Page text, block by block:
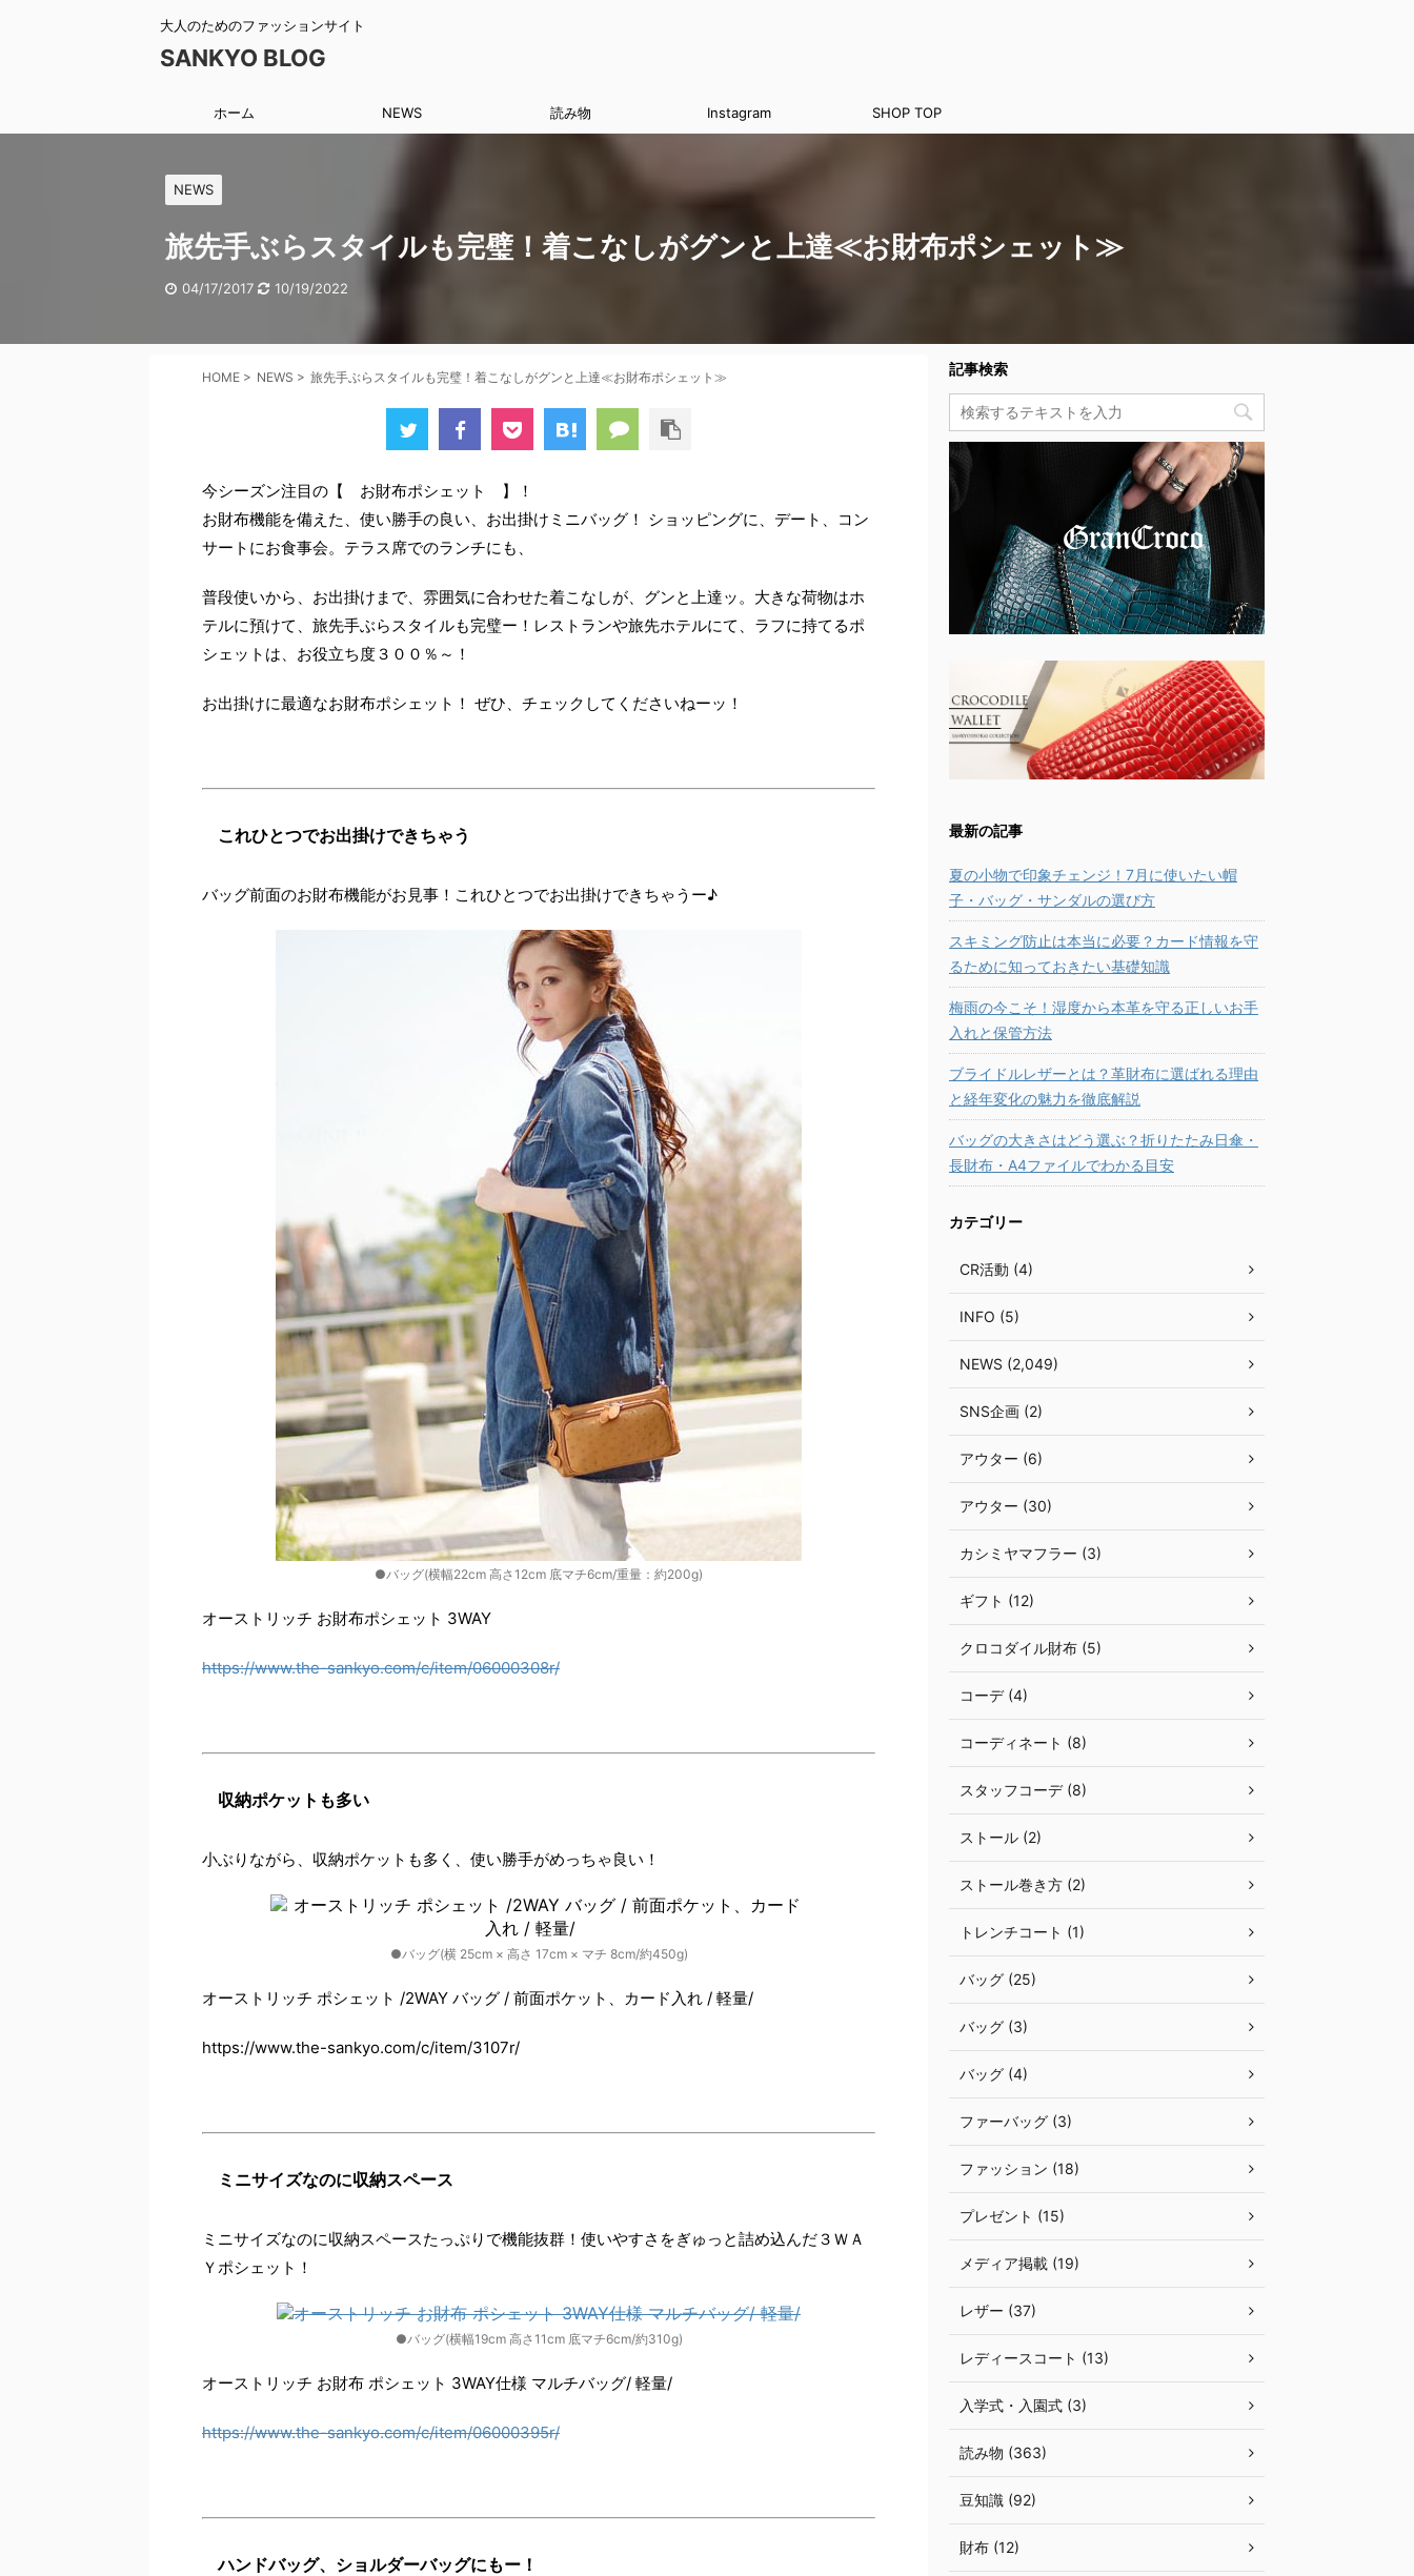
大人のためのファッションサイト
SANKYO BLOG
ホーム NEWS 読み物 Instagram SHOP TOP
NEWS
旅先手ぶらスタイルも完璧！着こなしがグンと上達≪お財布ポシェット≫
04/17/2017 10/19/2022
HOME > NEWS > 旅先手ぶらスタイルも完璧！着こなしがグンと上達≪お財布ポシェット≫
今シーズン注目の【 お財布ポシェット 】！
お財布機能を備えた、使い勝手の良い、お出掛けミニバッグ！ ショッピングに、デート、コン
サートにお食事会。テラス席でのランチにも、
普段使いから、お出掛けまで、雰囲気に合わせた着こなしが、グンと上達ッ。大きな荷物はホ
テルに預けて、旅先手ぶらスタイルも完璧ー！レストランや旅先ホテルにて、ラフに持てるポ
シェットは、お役立ち度３００％～！
お出掛けに最適なお財布ポシェット！ ぜひ、チェックしてくださいねーッ！
これひとつでお出掛けできちゃう
バッグ前面のお財布機能がお見事！これひとつでお出掛けできちゃうー♪
●バッグ(横幅22cm 高さ12cm 底マチ6cm/重量：約200g)
オーストリッチ お財布ポシェット 3WAY
https://www.the-sankyo.com/c/item/06000308r/
収納ポケットも多い
小ぶりながら、収納ポケットも多く、使い勝手がめっちゃ良い！
●バッグ(横 25cm × 高さ 17cm × マチ 8cm/約450g)
オーストリッチ ポシェット /2WAY バッグ / 前面ポケット、カード入れ / 軽量/
https://www.the-sankyo.com/c/item/3107r/
ミニサイズなのに収納スペース
ミニサイズなのに収納スペースたっぷりで機能抜群！使いやすさをぎゅっと詰め込んだ３ＷＡ
Ｙポシェット！
●バッグ(横幅19cm 高さ11cm 底マチ6cm/約310g)
オーストリッチ お財布 ポシェット 3WAY仕様 マルチバッグ/ 軽量/
https://www.the-sankyo.com/c/item/06000395r/
ハンドバッグ、ショルダーバッグにもー！
記事検索
最新の記事
夏の小物で印象チェンジ！7月に使いたい帽
子・バッグ・サンダルの選び方
スキミング防止は本当に必要？カード情報を守
るために知っておきたい基礎知識
梅雨の今こそ！湿度から本革を守る正しいお手
入れと保管方法
ブライドルレザーとは？革財布に選ばれる理由
と経年変化の魅力を徹底解説
バッグの大きさはどう選ぶ？折りたたみ日傘・
長財布・A4ファイルでわかる目安
カテゴリー
CR活動 (4)
INFO (5)
NEWS (2,049)
SNS企画 (2)
アウター (6)
アウター (30)
カシミヤマフラー (3)
ギフト (12)
クロコダイル財布 (5)
コーデ (4)
コーディネート (8)
スタッフコーデ (8)
ストール (2)
ストール巻き方 (2)
トレンチコート (1)
バッグ (25)
バッグ (3)
バッグ (4)
ファーバッグ (3)
ファッション (18)
プレゼント (15)
メディア掲載 (19)
レザー (37)
レディースコート (13)
入学式・入園式 (3)
読み物 (363)
豆知識 (92)
財布 (12)